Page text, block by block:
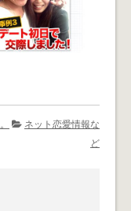
ネット恋愛情報な
ど